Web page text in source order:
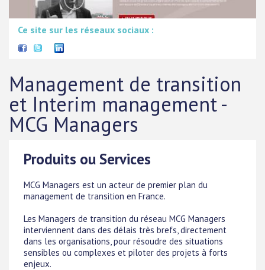
Ce site sur les réseaux sociaux :
Management de transition
et Interim management -
MCG Managers
Produits ou Services
MCG Managers est un acteur de premier plan du
management de transition en France.
Les Managers de transition du réseau MCG Managers
interviennent dans des délais très brefs, directement
dans les organisations, pour résoudre des situations
sensibles ou complexes et piloter des projets à forts
enjeux.